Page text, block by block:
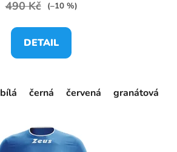
490 Kč (–10 %)
DETAIL
bílá černá červená granátová